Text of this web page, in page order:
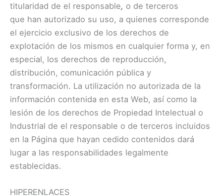
titularidad de el responsable, o de terceros
que han autorizado su uso, a quienes corresponde
el ejercicio exclusivo de los derechos de
explotación de los mismos en cualquier forma y, en
especial, los derechos de reproducción,
distribución, comunicación pública y
transformación. La utilización no autorizada de la
información contenida en esta Web, así como la
lesión de los derechos de Propiedad Intelectual o
Industrial de el responsable o de terceros incluidos
en la Página que hayan cedido contenidos dará
lugar a las responsabilidades legalmente
establecidas.
HIPERENLACES